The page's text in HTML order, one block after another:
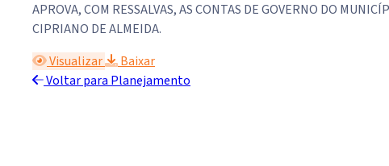
APROVA, COM RESSALVAS, AS CONTAS DE GOVERNO DO
CIPRIANO DE ALMEIDA.
Visualizar
Baixar
Voltar para Planejamento